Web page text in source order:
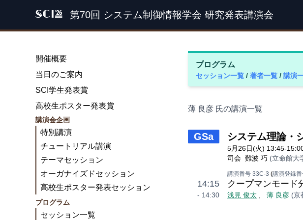
SCI '26 第70回 システム制御情報学会 研究発表講演会
プログラム
セッション一覧 / 著者一覧 / 講演
薄 良彦 氏の講演一覧
GSa システム理論・
5月26日(火) 13:45-
司会 難波 巧 (立命館大
講演番号 33C-3 (講演登録
14:15
- 14:30
クープマンモード
浅見 俊太 薄 良彦 (京
開催概要
当日のご案内
SCI学生発表賞
高校生ポスター発表賞
講演会企画
特別講演
チュートリアル講演
テーマセッション
オーガナイズドセッション
高校生ポスター発表セッション
プログラム
セッション一覧